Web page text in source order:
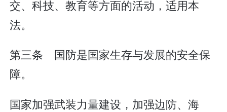
交、科技、教育等方面的活动，适用本
法。
第三条 国防是国家生存与发展的安全保
障。
国家加强武装力量建设，加强边防、海